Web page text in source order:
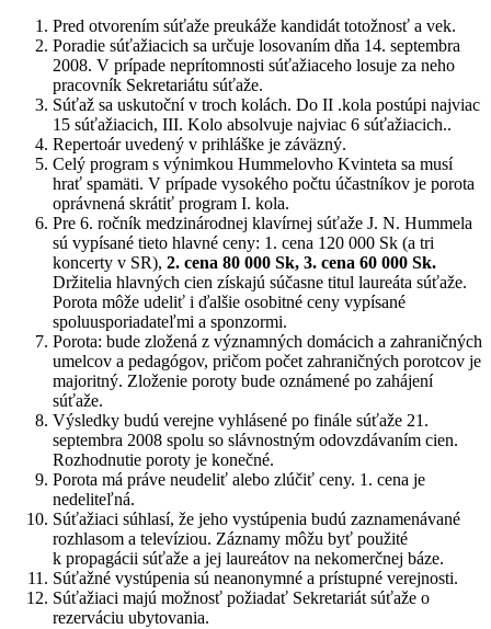
Pred otvorením súťaže preukáže kandidát totožnosť a vek.
Poradie súťažiacich sa určuje losovaním dňa 14. septembra
2008. V prípade neprítomnosti súťažiaceho losuje za neho
pracovník Sekretariátu súťaže.
Súťaž sa uskutoční v troch kolách. Do II .kola postúpi najviac
15 súťažiacich, III. Kolo absolvuje najviac 6 súťažiacich..
Repertoár uvedený v prihláške je záväzný.
Celý program s výnimkou Hummelovho Kvinteta sa musí
hrať spamäti. V prípade vysokého počtu účastníkov je porota
oprávnená skrátiť program I. kola.
Pre 6. ročník medzinárodnej klavírnej súťaže J. N. Hummela
sú vypísané tieto hlavné ceny: 1. cena 120 000 Sk (a tri
koncerty v SR), 2. cena 80 000 Sk, 3. cena 60 000 Sk.
Držitelia hlavných cien získajú súčasne titul laureáta súťaže.
Porota môže udeliť i ďalšie osobitné ceny vypísané
spoluusporiadateľmi a sponzormi.
Porota: bude zložená z významných domácich a zahraničných
umelcov a pedagógov, pričom počet zahraničných porotcov je
majoritný. Zloženie poroty bude oznámené po zahájení
súťaže.
Výsledky budú verejne vyhlásené po finále súťaže 21.
septembra 2008 spolu so slávnostným odovzdávaním cien.
Rozhodnutie poroty je konečné.
Porota má práve neudeliť alebo zlúčiť ceny. 1. cena je
nedeliteľná.
Súťažiaci súhlasí, že jeho vystúpenia budú zaznamenávané
rozhlasom a televíziou. Záznamy môžu byť použité
k propagácii súťaže a jej laureátov na nekomerčnej báze.
Súťažné vystúpenia sú neanonymné a prístupné verejnosti.
Súťažiaci majú možnosť požiadať Sekretariát súťaže o
rezerváciu ubytovania.